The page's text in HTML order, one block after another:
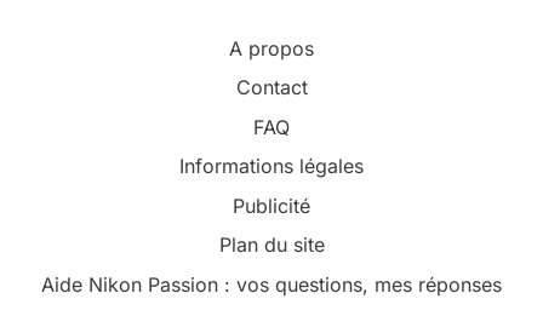
A propos
Contact
FAQ
Informations légales
Publicité
Plan du site
Aide Nikon Passion : vos questions, mes réponses